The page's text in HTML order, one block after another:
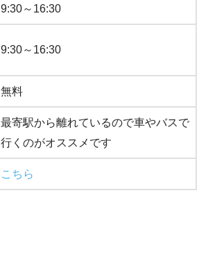
9:30～16:30
9:30～16:30
無料
最寄駅から離れているので車やバスで
行くのがオススメです
こちら